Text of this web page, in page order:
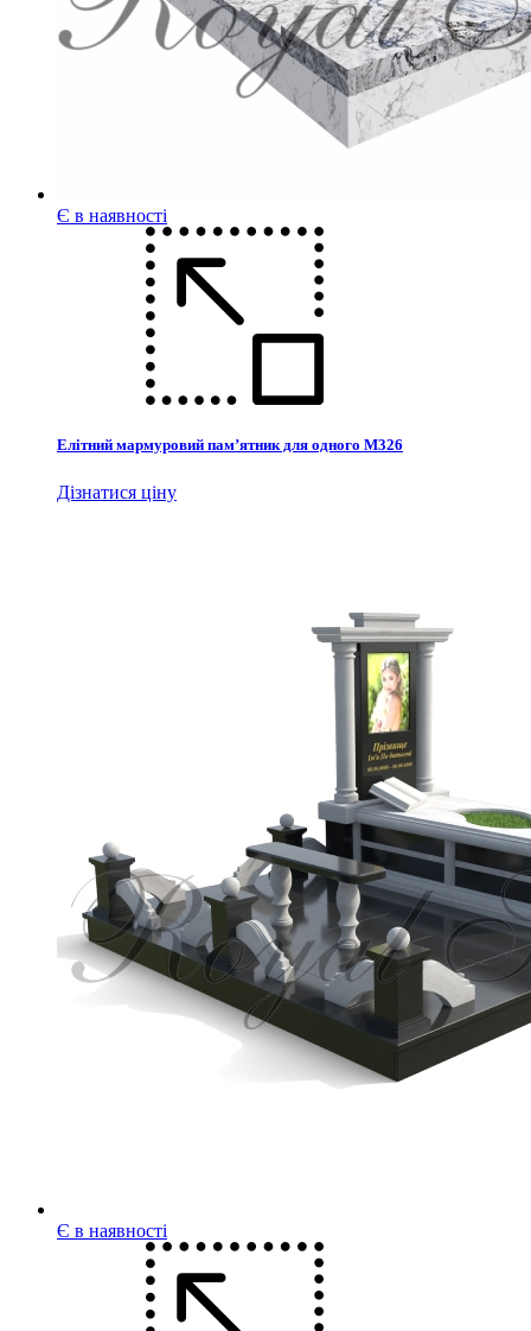
Є в наявності
Елітний мармуровий пам’ятник для одного М326
Дізнатися ціну
Є в наявності